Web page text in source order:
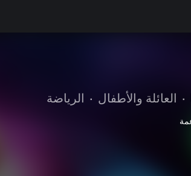
• العائلة والأطفال • الرياضة